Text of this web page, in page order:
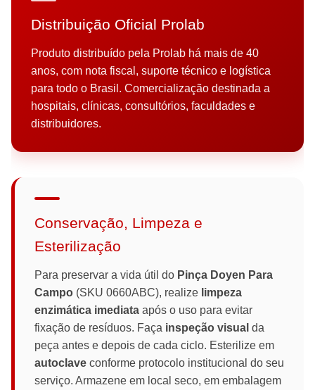
Distribuição Oficial Prolab
Produto distribuído pela Prolab há mais de 40
anos, com nota fiscal, suporte técnico e logística
para todo o Brasil. Comercialização destinada a
hospitais, clínicas, consultórios, faculdades e
distribuidores.
Conservação, Limpeza e
Esterilização
Para preservar a vida útil do Pinça Doyen Para
Campo (SKU 0660ABC), realize limpeza
enzimática imediata após o uso para evitar
fixação de resíduos. Faça inspeção visual da
peça antes e depois de cada ciclo. Esterilize em
autoclave conforme protocolo institucional do seu
serviço. Armazene em local seco, em embalagem